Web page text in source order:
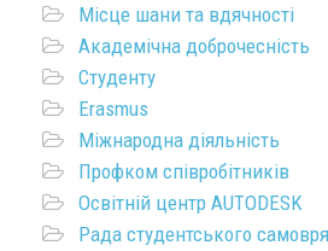
Місце шани та вдячності
Академічна доброчесність
Студенту
Erasmus
Міжнародна діяльність
Профком співробітників
Освітній центр AUTODESK
Рада студентського